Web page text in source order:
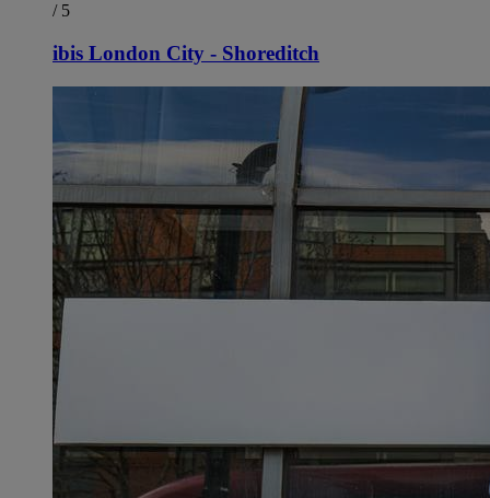
/ 5
ibis London City - Shoreditch